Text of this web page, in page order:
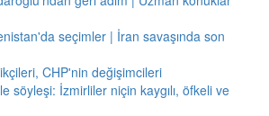
seçimler | İran savaşında son
CHP'nin değişimcileri
söyleşi: İzmirliler niçin kaygılı, öfkeli ve